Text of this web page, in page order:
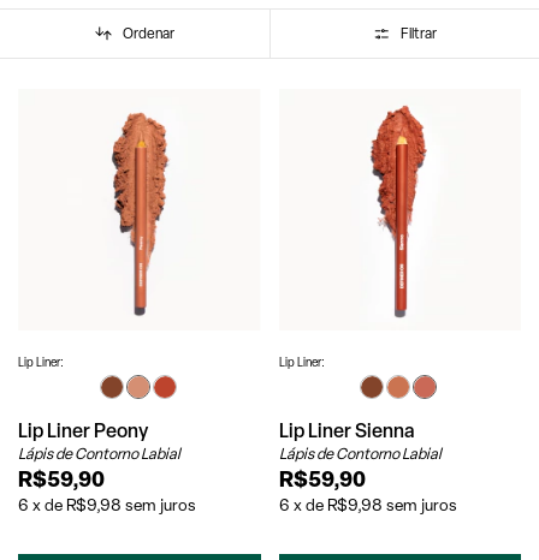
Ordenar Filtrar
Lip Liner:
Lip Liner Peony
Lápis de Contorno Labial
R$59,90
6 xde R$9,98 sem juros
Lip Liner:
Lip Liner Sienna
Lápis de Contorno Labial
R$59,90
6 xde R$9,98 sem juros